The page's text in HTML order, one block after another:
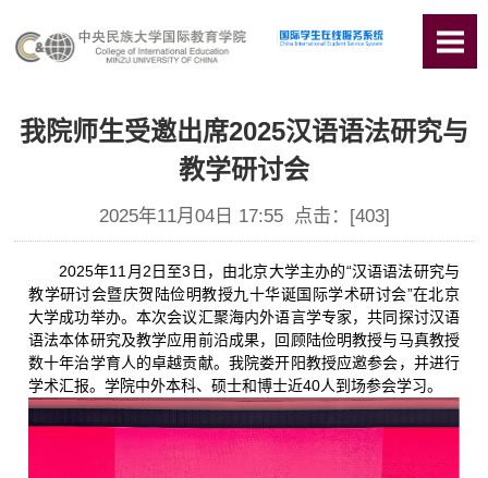
我院师生受邀出席2025汉语语法研究与
教学研讨会
2025年11月04日 17:55 点击：[403]
2025年11月2日至3日，由北京大学主办的“汉语语法研究与
教学研讨会暨庆贺陆俭明教授九十华诞国际学术研讨会”在北京
大学成功举办。本次会议汇聚海内外语言学专家，共同探讨汉语
语法本体研究及教学应用前沿成果，回顾陆俭明教授与马真教授
数十年治学育人的卓越贡献。我院娄开阳教授应邀参会，并进行
学术汇报。学院中外本科、硕士和博士近40人到场参会学习。